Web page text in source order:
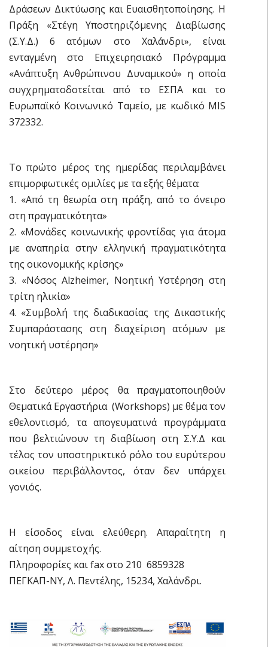
Δράσεων Δικτύωσης και Ευαισθητοποίησης. H
Πράξη «Στέγη Υποστηριζόμενης Διαβίωσης
(Σ.Υ.Δ.) 6 ατόμων στο Χαλάνδρι», είναι
ενταγμένη στο Επιχειρησιακό Πρόγραμμα
«Ανάπτυξη Ανθρώπινου Δυναμικού» η οποία
συγχρηματοδοτείται από το ΕΣΠΑ και το
Ευρωπαϊκό Κοινωνικό Ταμείο, με κωδικό ΜΙS
372332.
Το πρώτο μέρος της ημερίδας περιλαμβάνει
επιμορφωτικές ομιλίες με τα εξής θέματα:
1. «Από τη θεωρία στη πράξη, από το όνειρο
στη πραγματικότητα»
2. «Μονάδες κοινωνικής φροντίδας για άτομα
με αναπηρία στην ελληνική πραγματικότητα
της οικονομικής κρίσης»
3. «Νόσος Alzheimer, Νοητική Υστέρηση στη
τρίτη ηλικία»
4. «Συμβολή της διαδικασίας της Δικαστικής
Συμπαράστασης στη διαχείριση ατόμων με
νοητική υστέρηση»
Στο δεύτερο μέρος θα πραγματοποιηθούν
Θεματικά Εργαστήρια (Workshops) με θέμα τον
εθελοντισμό, τα απογευματινά προγράμματα
που βελτιώνουν τη διαβίωση στη Σ.Υ.Δ και
τέλος τον υποστηρικτικό ρόλο του ευρύτερου
οικείου περιβάλλοντος, όταν δεν υπάρχει
γονιός.
Η είσοδος είναι ελεύθερη. Απαραίτητη η
αίτηση συμμετοχής.
Πληροφορίες και fax στο 210  6859328
ΠΕΓΚΑΠ-ΝΥ, Λ. Πεντέλης, 15234, Χαλάνδρι.